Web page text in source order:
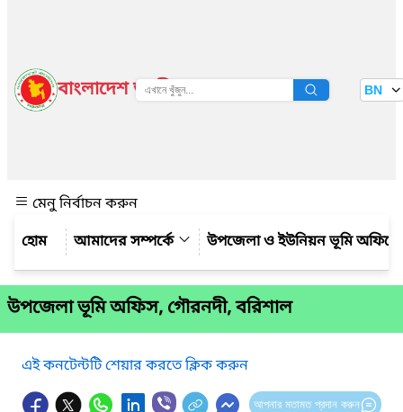
বাংলাদেশ জাতীয় তথ্য বাতায়ন BN
মেনু নির্বাচন করুন
আমাদের সম্পর্কে
উপজেলা ও ইউনিয়ন ভূমি অফিসের
উপজেলা ভূমি অফিস, গৌরনদী, বরিশাল
এই কনটেন্টটি শেয়ার করতে ক্লিক করুন
আপনার মতামত প্রদান করুন